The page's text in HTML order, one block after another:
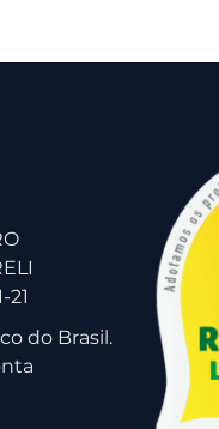
21
do Brasil.